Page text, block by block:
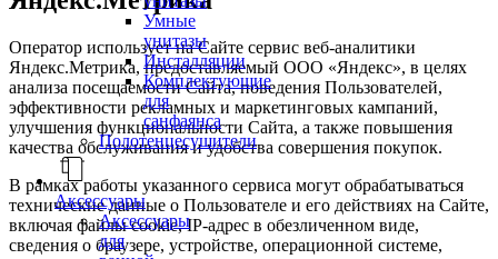
Умные
унитазы
Инсталляции
Комплектующие
для
санфаянса
Полотенцесушители
Аксессуары
Аксессуары
для
Оператор использует на Сайте сервис веб-аналитики
Яндекс.Метрика, предоставляемый ООО «Яндекс», в целях
анализа посещаемости Сайта, поведения Пользователей,
эффективности рекламных и маркетинговых кампаний,
улучшения функциональности Сайта, а также повышения
качества обслуживания и удобства совершения покупок.
В рамках работы указанного сервиса могут обрабатываться
технические данные о Пользователе и его действиях на Сайте,
включая файлы cookie, IP-адрес в обезличенном виде,
сведения о браузере, устройстве, операционной системе,